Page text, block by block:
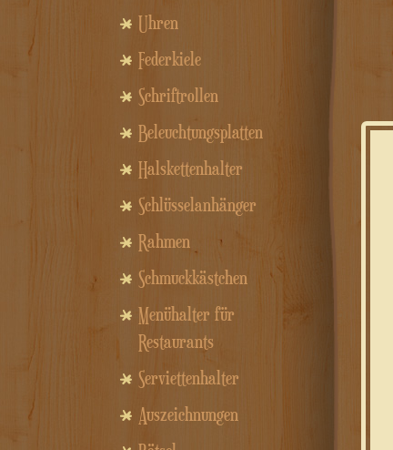
Uhren
Federkiele
Schriftrollen
Beleuchtungsplatten
Halskettenhalter
Schlüsselanhänger
Rahmen
Schmuckkästchen
Menühalter für
Restaurants
Serviettenhalter
Auszeichnungen